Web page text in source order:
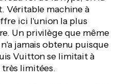
Véritable machine à
ici l'union la plus
Un privilège que même
jamais obtenu puisque
Vuitton se limitait à
très limitées.